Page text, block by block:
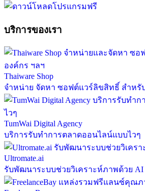
บริการของเรา
Thaiware Shop
จำหน่าย จัดหา ซอฟต์แวร์ลิขสิทธิ์ สำหรั
TumWai Digital Agency
บริการรับทำการตลาดออนไลน์แบบไวๆ
Ultromate.ai
รับพัฒนาระบบช่วยวิเคราะห์ภาพด้วย AI